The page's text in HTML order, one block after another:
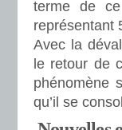
terme de ce
représentant
Avec la
le retour de
phénomène
qu’il se